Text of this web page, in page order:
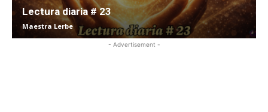
Lectura diaria # 23
Maestra Lerbe
- Advertisement -